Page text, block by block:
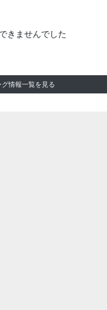
きませんでした
グ情報一覧を見る